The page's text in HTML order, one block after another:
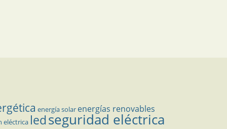
energía solar energías renovables
eléctrica ledseguridad eléctrica